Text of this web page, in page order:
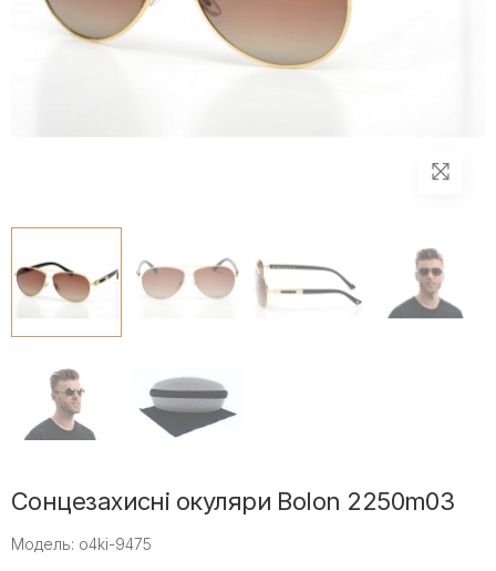
Сонцезахисні окуляри Bolon 2250m03
Модель: o4ki-9475